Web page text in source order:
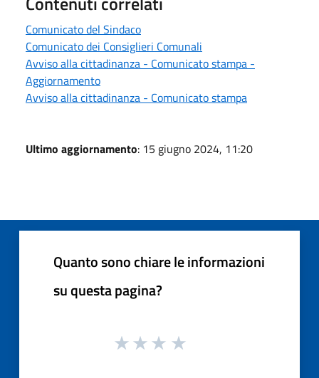
Comunicato del Sindaco
Comunicato dei Consiglieri Comunali
Avviso alla cittadinanza - Comunicato stampa -
Aggiornamento
Avviso alla cittadinanza - Comunicato stampa
Ultimo aggiornamento: 15 giugno 2024, 11:20
Quanto sono chiare le informazioni
su questa pagina?